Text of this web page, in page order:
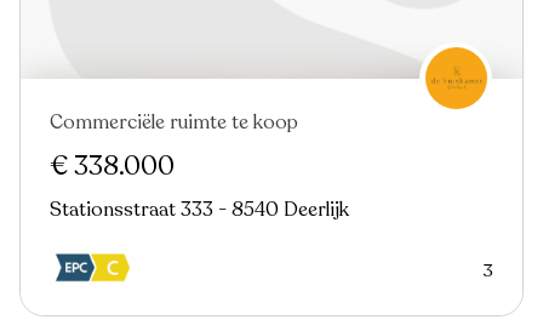
Virtual tour
Commerciële ruimte te koop
€ 338.000
Stationsstraat 333 - 8540 Deerlijk
3